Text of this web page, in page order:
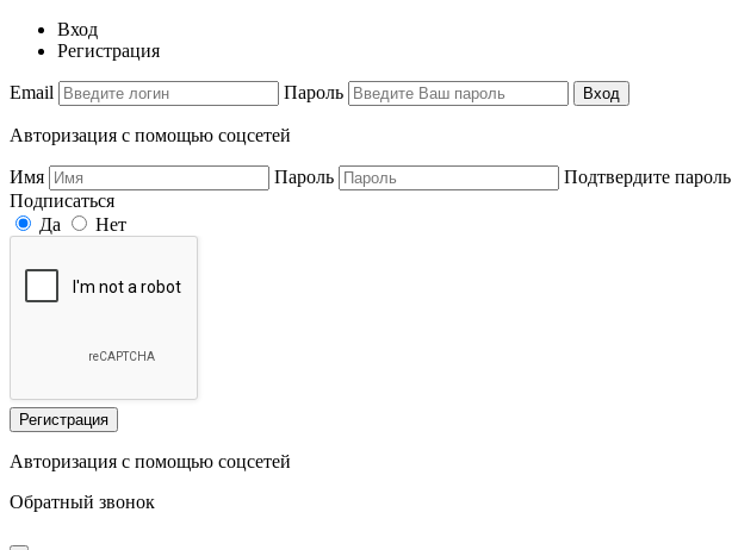
Вход
Регистрация
Email Пароль Вход
Авторизация с помощью соцсетей
Имя Пароль Подтвердите пароль
Подписаться
Да
Нет
Регистрация
Авторизация с помощью соцсетей
Обратный звонок